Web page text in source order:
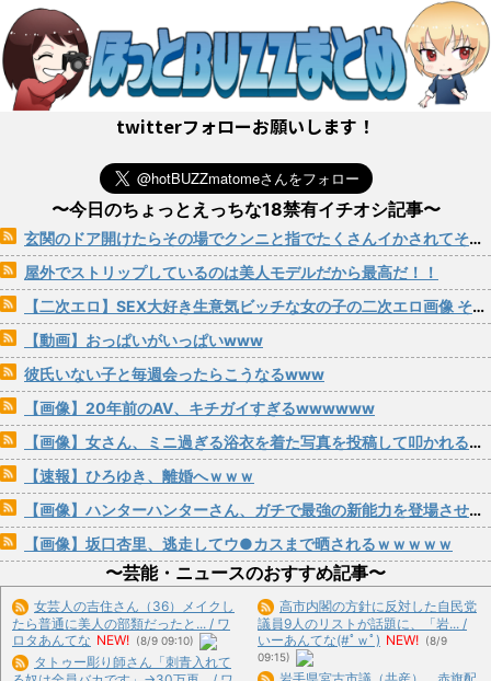
twitterフォローお願いします！
〜今日のちょっとえっちな18禁有イチオシ記事〜
玄関のドア開けたらその場でクンニと指でたくさんイかされてそのままパコられる女の子
屋外でストリップしているのは美人モデルだから最高だ！！
【二次エロ】SEX大好き生意気ビッチな女の子の二次エロ画像 その201
【動画】おっぱいがいっぱいwww
彼氏いない子と毎週会ったらこうなるwww
【画像】20年前のAV、キチガイすぎるwwwwww
【画像】女さん、ミニ過ぎる浴衣を着た写真を投稿して叩かれるｗｗｗｗ
【速報】ひろゆき、離婚へｗｗｗ
【画像】ハンターハンターさん、ガチで最強の新能力を登場させてしまうｗｗｗｗｗｗｗ
【画像】坂口杏里、逃走してウ●カスまで晒されるｗｗｗｗｗ
〜芸能・ニュースのおすすめ記事〜
女芸人の吉住さん（36）メイクし
たら普通に美人の部類だったと... / ワ
ロタあんてな NEW! (8/9 09:10)
タトゥー彫り師さん「刺青入れて
高市内閣の方針に反対した自民党
議員9人のリストが話題に、「岩... /
いーあんてな(#ﾟｗﾟ) NEW! (8/9
09:15)